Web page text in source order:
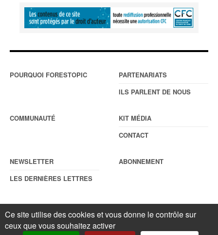
POURQUOI FORESTOPIC
PARTENARIATS
ILS PARLENT DE NOUS
COMMUNAUTÉ
KIT MÉDIA
CONTACT
NEWSLETTER
LES DERNIÈRES LETTRES
ABONNEMENT
© ForestopicMentions légales. Reproduction interdite sans autorisation
écrite préalable.Gestionnaire de cookies
Ce site utilise des cookies et vous donne le contrôle sur
ceux que vous souhaitez activer